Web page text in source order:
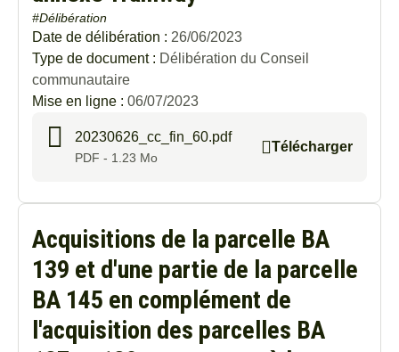
Au
#Délibération
Date de délibération : 26/06/2023
Type de document : Délibération du Conseil
communautaire
Mise en ligne : 06/07/2023
20230626_cc_fin_60.pdf
PDF - 1.23 Mo
Télécharger
Acquisitions de la parcelle BA
139 et d'une partie de la parcelle
BA 145 en complément de
l'acquisition des parcelles BA